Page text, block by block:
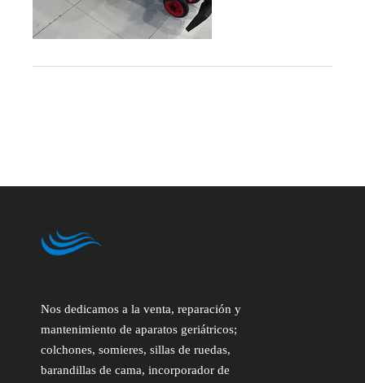
Nos dedicamos a la venta, reparación y
mantenimiento de aparatos geriátricos;
colchones, somieres, sillas de ruedas,
barandillas de cama, incorporador de